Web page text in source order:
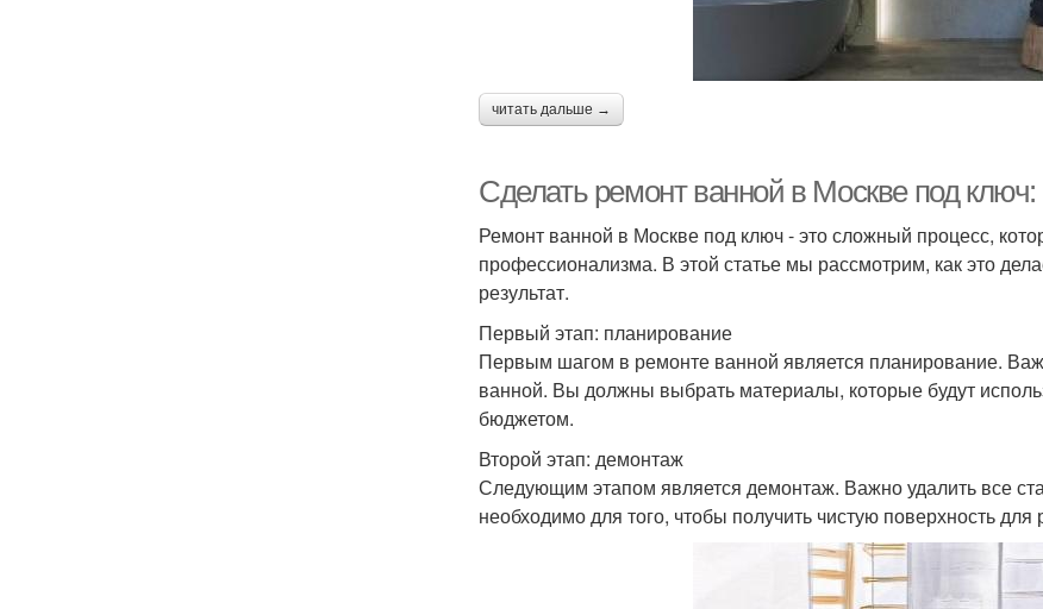
читать дальше →
Сделать ремонт ванной в Москве под ключ:
Ремонт ванной в Москве под ключ - это сложный процесс,
профессионализма. В этой статье мы рассмотрим, как это
результат.
Первый этап: планирование
Первым шагом в ремонте ванной является планирование.
ванной. Вы должны выбрать материалы, которые будут
бюджетом.
Второй этап: демонтаж
Следующим этапом является демонтаж. Важно удалить все
необходимо для того, чтобы получить чистую поверхность для